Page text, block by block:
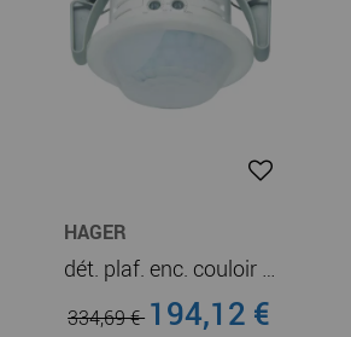
HAGER
dét. plaf. enc. couloir KNX (TXD505)
334,69 € 194,12 €